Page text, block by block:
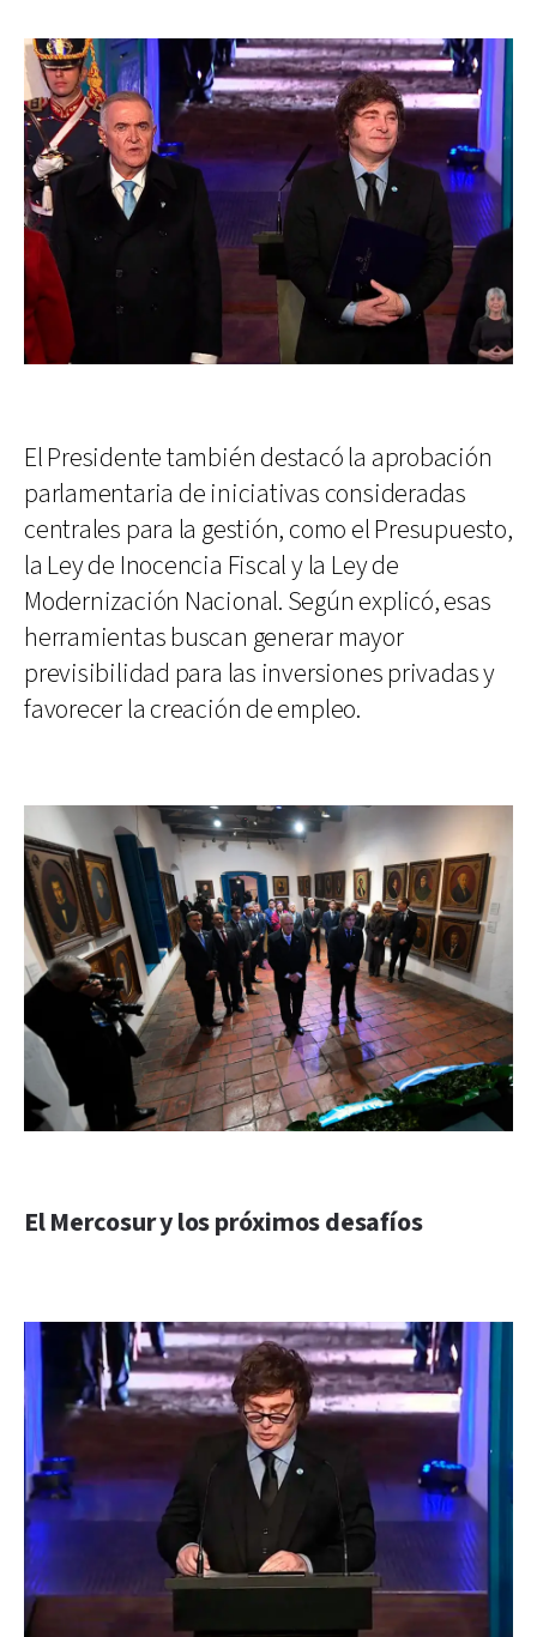
El Presidente también destacó la aprobación
parlamentaria de iniciativas consideradas
centrales para la gestión, como el Presupuesto,
la Ley de Inocencia Fiscal y la Ley de
Modernización Nacional. Según explicó, esas
herramientas buscan generar mayor
previsibilidad para las inversiones privadas y
favorecer la creación de empleo.
El Mercosur y los próximos desafíos